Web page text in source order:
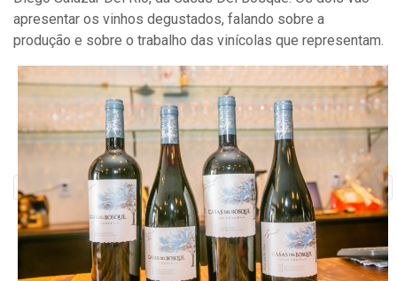
apresentar os vinhos degustados, falando sobre a
produção e sobre o trabalho das vinícolas que representam.